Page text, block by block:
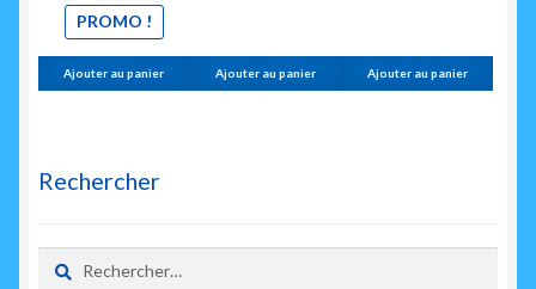
PROMO !
Ajouter au panier Ajouter au panier Ajouter au panier
Rechercher
Rechercher :